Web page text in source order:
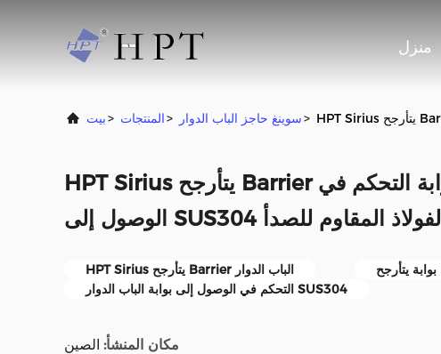
منزل
بيت> المنتجات> سوينغ حاجز الباب الدوار>
HPT Sirius يتأرجح Barrier الباب الدوار بوابة التحكم في
الوصول إلى SUS304 الفولاذ المقاوم للصدأ
HPT Sirius يتأرجح Barrier الباب الدوار
التحكم في الوصول إلى بوابة الباب الدوار SUS304
مكان المنشأ: الصين